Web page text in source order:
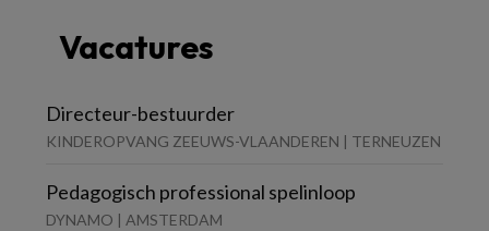
Vacatures
Directeur-bestuurder
KINDEROPVANG ZEEUWS-VLAANDEREN | TERNEUZEN
Pedagogisch professional spelinloop
DYNAMO | AMSTERDAM